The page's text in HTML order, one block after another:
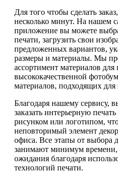
Для того чтобы сделать
несколько минут. На нашем
приложение вы можете
печати, загрузить свои
предложенных вариантов,
размеры и материалы. Мы
ассортимент материалов для
высококачественной
материалов, подходящих для
Благодаря нашему сервису,
заказать интерьерную
рисунком или логотипом,
неповторимый элемент
офиса. Все этапы от выбора
занимают минимум времени,
ожидания благодаря
технологий печати.